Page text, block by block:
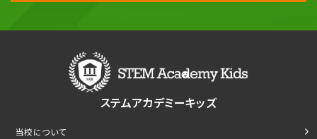
ステムアカデミーキッズ
当校について